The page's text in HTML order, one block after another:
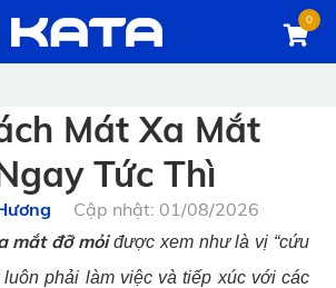
0
Mát Xa Mắt
Tức Thì
Cập nhật: 01/08/2026
mắt đỡ mỏi được xem như là vị “cứu
luôn phải làm việc và tiếp xúc với các